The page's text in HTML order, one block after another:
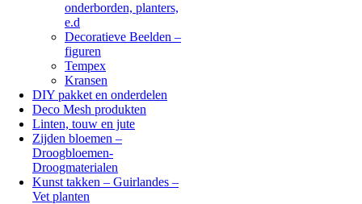
onderborden, planters,
e.d
Decoratieve Beelden –
figuren
Tempex
Kransen
DIY pakket en onderdelen
Deco Mesh produkten
Linten, touw en jute
Zijden bloemen –
Droogbloemen-
Droogmaterialen
Kunst takken – Guirlandes –
Vet planten